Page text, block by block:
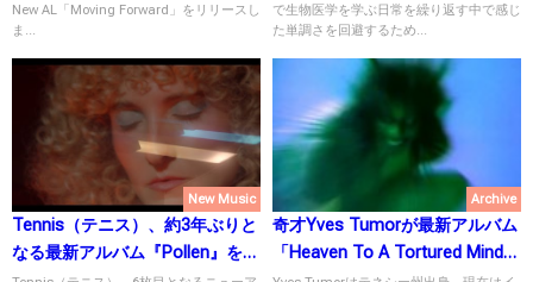
New AL「Moving Forward」をリリースし
ま...
で生物医学を学ぶ日常を繰り返す中で感じ
た単調さを回避するため...
New Music
Tennis（テニス）、約3年ぶりと
なる最新アルバム『Pollen』を2
Archive
奇才Yves Tumorが最新アルバム
「Heaven To A Tortured Mind」